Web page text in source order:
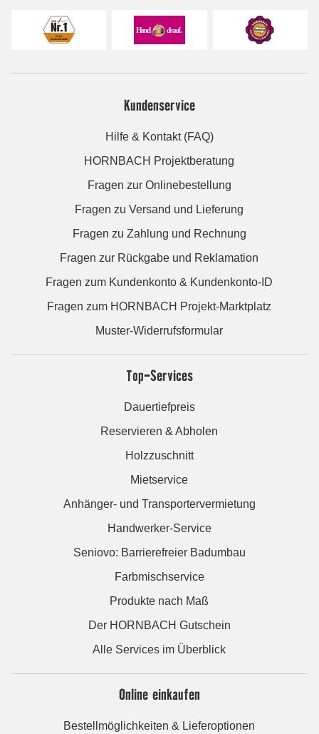
Kundenservice
Hilfe & Kontakt (FAQ)
HORNBACH Projektberatung
Fragen zur Onlinebestellung
Fragen zu Versand und Lieferung
Fragen zu Zahlung und Rechnung
Fragen zur Rückgabe und Reklamation
Fragen zum Kundenkonto & Kundenkonto-ID
Fragen zum HORNBACH Projekt-Marktplatz
Muster-Widerrufsformular
Top-Services
Dauertiefpreis
Reservieren & Abholen
Holzzuschnitt
Mietservice
Anhänger- und Transportervermietung
Handwerker-Service
Seniovo: Barrierefreier Badumbau
Farbmischservice
Produkte nach Maß
Der HORNBACH Gutschein
Alle Services im Überblick
Online einkaufen
Bestellmöglichkeiten & Lieferoptionen